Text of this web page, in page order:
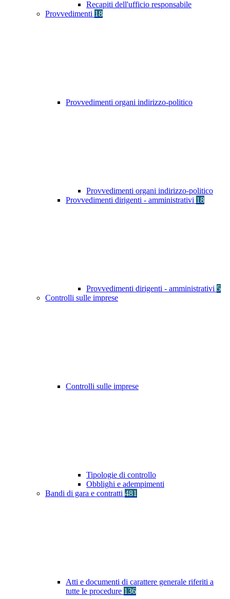
Recapiti dell'ufficio responsabile
Provvedimenti 18
Provvedimenti organi indirizzo-politico
Provvedimenti organi indirizzo-politico
Provvedimenti dirigenti - amministrativi 18
Provvedimenti dirigenti - amministrativi 5
Controlli sulle imprese
Controlli sulle imprese
Tipologie di controllo
Obblighi e adempimenti
Bandi di gara e contratti 481
Atti e documenti di carattere generale riferiti a
tutte le procedure 136